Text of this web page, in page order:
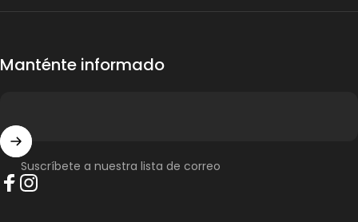
Manténte informado
Suscríbete a nuestra lista de correo